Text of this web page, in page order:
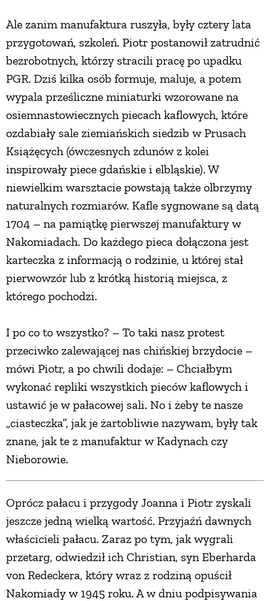
Ale zanim manufaktura ruszyła, były cztery lata
przygotowań, szkoleń. Piotr postanowił zatrudnić
bezrobotnych, którzy stracili pracę po upadku
PGR. Dziś kilka osób formuje, maluje, a potem
wypala prześliczne miniaturki wzorowane na
osiemnastowiecznych piecach kaflowych, które
ozdabiały sale ziemiańskich siedzib w Prusach
Książęcych (ówczesnych zdunów z kolei
inspirowały piece gdańskie i elbląskie). W
niewielkim warsztacie powstają także olbrzymy
naturalnych rozmiarów. Kafle sygnowane są datą
1704 – na pamiątkę pierwszej manufaktury w
Nakomiadach. Do każdego pieca dołączona jest
karteczka z informacją o rodzinie, u której stał
pierwowzór lub z krótką historią miejsca, z
którego pochodzi.
I po co to wszystko? – To taki nasz protest
przeciwko zalewającej nas chińskiej brzydocie –
mówi Piotr, a po chwili dodaje: – Chciałbym
wykonać repliki wszystkich pieców kaflowych i
ustawić je w pałacowej sali. No i żeby te nasze
„ciasteczka”, jak je żartobliwie nazywam, były tak
znane, jak te z manufaktur w Kadynach czy
Nieborowie.
Oprócz pałacu i przygody Joanna i Piotr zyskali
jeszcze jedną wielką wartość. Przyjaźń dawnych
właścicieli pałacu. Zaraz po tym, jak wygrali
przetarg, odwiedził ich Christian, syn Eberharda
von Redeckera, który wraz z rodziną opuścił
Nakomiady w 1945 roku. A w dniu podpisywania